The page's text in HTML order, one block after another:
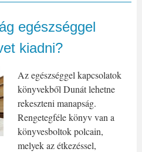
egészséggel
kiadni?
Az egészséggel kapcsolatok
könyvekből Dunát lehetne
rekeszteni manapság.
Rengetegféle könyv van a
könyvesboltok polcain,
melyek az étkezéssel,